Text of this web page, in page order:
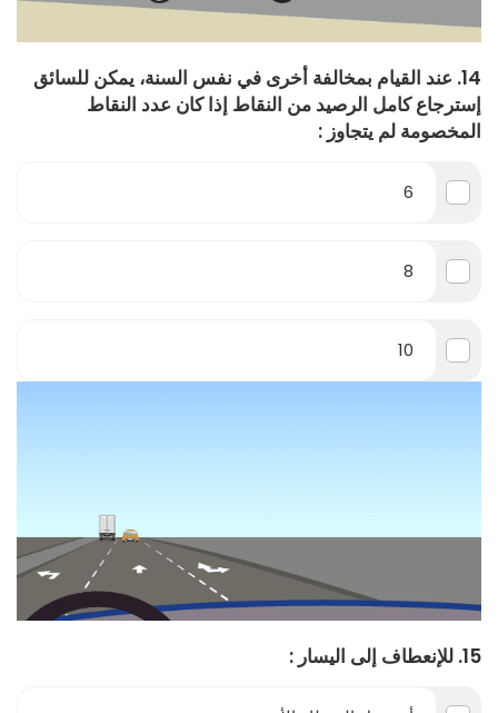
14. عند القيام بمخالفة أخرى في نفس السنة، يمكن للسائق
إسترجاع كامل الرصيد من النقاط إذا كان عدد النقاط
المخصومة لم يتجاوز :
6
8
10
15. للإنعطاف إلى اليسار :